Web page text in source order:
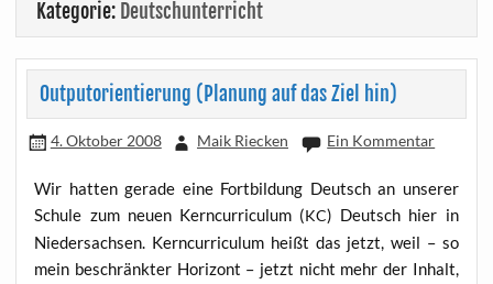
Kategorie: Deutschunterricht
Outputorientierung (Planung auf das Ziel hin)
4. Oktober 2008 Maik Riecken Ein Kommentar
Wir hat­ten gera­de eine Fort­bil­dung Deutsch an unse­rer
Schu­le zum neu­en Kern­cur­ri­cu­lum (KC) Deutsch hier in
Nie­der­sach­sen. Kern­cur­ri­cu­lum heißt das jetzt, weil – so
mein beschränk­ter Hori­zont – jetzt nicht mehr der Inhalt,